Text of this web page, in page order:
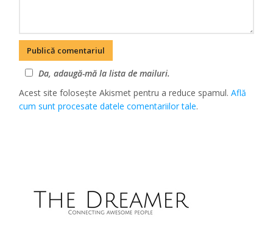
Da, adaugă-mă la lista de mailuri.
Acest site folosește Akismet pentru a reduce spamul.Află
cum sunt procesate datele comentariilor tale.